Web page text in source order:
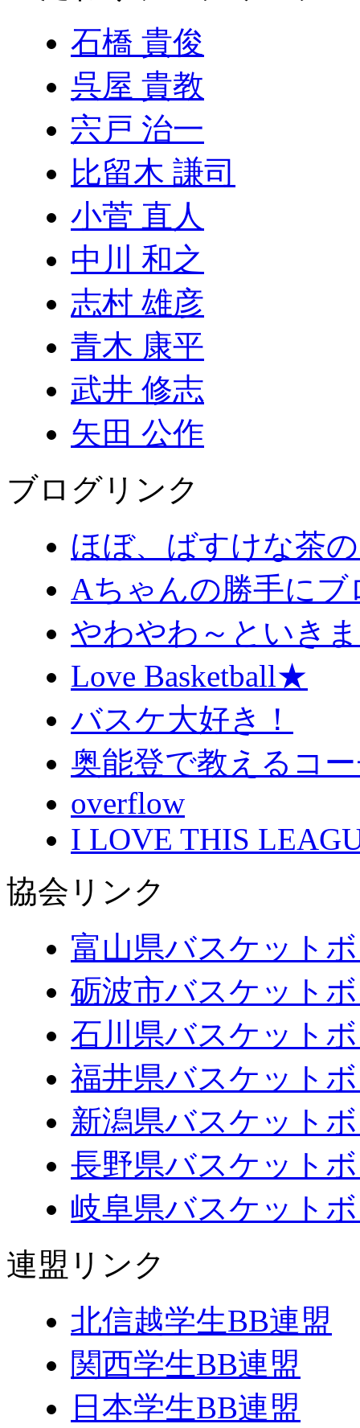
石橋 貴俊
呉屋 貴教
宍戸 治一
比留木 謙司
小菅 直人
中川 和之
志村 雄彦
青木 康平
武井 修志
矢田 公作
ブログリンク
ほぼ、ばすけな茶
Aちゃんの勝手にブ
やわやわ～といき
Love Basketball★
バスケ大好き！
奥能登で教えるコ
overflow
I LOVE THIS
協会リンク
富山県バスケット
砺波市バスケット
石川県バスケット
福井県バスケット
新潟県バスケット
長野県バスケット
岐阜県バスケット
連盟リンク
北信越学生BB連盟
関西学生BB連盟
日本学生BB連盟